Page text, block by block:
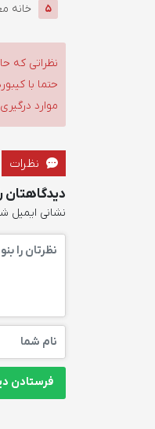
5 خانه
نظراتی که
حتما با
موارد
نظرات
دیدگاهتان
نشانی ایمیل